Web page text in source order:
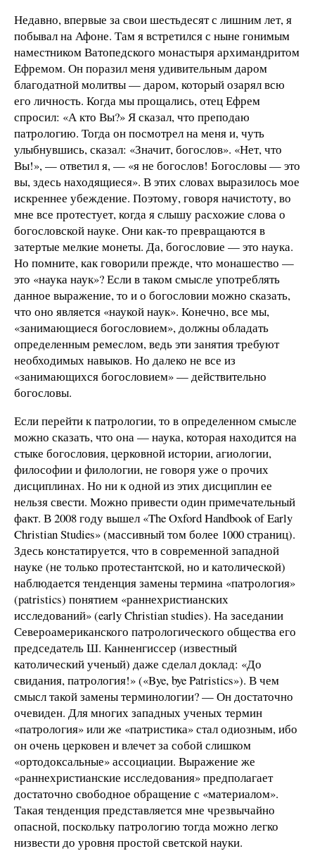
Недавно, впервые за свои шестьдесят с лишним лет, я
побывал на Афоне. Там я встретился с ныне гонимым
наместником Ватопедского монастыря архимандритом
Ефремом. Он поразил меня удивительным даром
благодатной молитвы — даром, который озарял всю
его личность. Когда мы прощались, отец Ефрем
спросил: «А кто Вы?» Я сказал, что преподаю
патрологию. Тогда он посмотрел на меня и, чуть
улыбнувшись, сказал: «Значит, богослов». «Нет, что
Вы!», — ответил я, — «я не богослов! Богословы — это
вы, здесь находящиеся». В этих словах выразилось мое
искреннее убеждение. Поэтому, говоря начистоту, во
мне все протестует, когда я слышу расхожие слова о
богословской науке. Они как-то превращаются в
затертые мелкие монеты. Да, богословие — это наука.
Но помните, как говорили прежде, что монашество —
это «наука наук»? Если в таком смысле употреблять
данное выражение, то и о богословии можно сказать,
что оно является «наукой наук». Конечно, все мы,
«занимающиеся богословием», должны обладать
определенным ремеслом, ведь эти занятия требуют
необходимых навыков. Но далеко не все из
«занимающихся богословием» — действительно
богословы.
Если перейти к патрологии, то в определенном смысле
можно сказать, что она — наука, которая находится на
стыке богословия, церковной истории, агиологии,
философии и филологии, не говоря уже о прочих
дисциплинах. Но ни к одной из этих дисциплин ее
нельзя свести. Можно привести один примечательный
факт. В 2008 году вышел «The Oxford Handbook of Early
Christian Studies» (массивный том более 1000 страниц).
Здесь констатируется, что в современной западной
науке (не только протестантской, но и католической)
наблюдается тенденция замены термина «патрология»
(patristics) понятием «раннехристианских
исследований» (early Christian studies). На заседании
Североамериканского патрологического общества его
председатель Ш. Канненгиссер (известный
католический ученый) даже сделал доклад: «До
свидания, патрология!» («Bye, bye Patristics»). В чем
смысл такой замены терминологии? — Он достаточно
очевиден. Для многих западных ученых термин
«патрология» или же «патристика» стал одиозным, ибо
он очень церковен и влечет за собой слишком
«ортодоксальные» ассоциации. Выражение же
«раннехристианские исследования» предполагает
достаточно свободное обращение с «материалом».
Такая тенденция представляется мне чрезвычайно
опасной, поскольку патрологию тогда можно легко
низвести до уровня простой светской науки.